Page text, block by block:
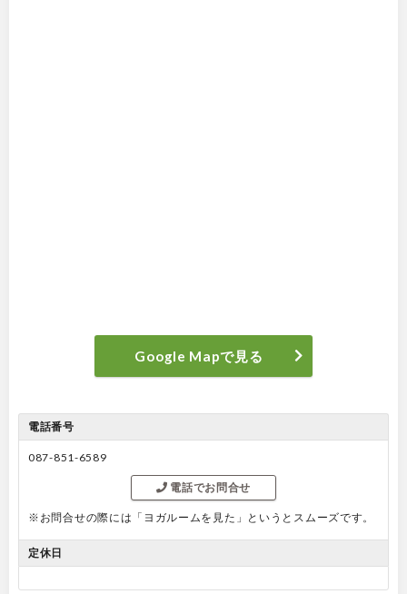
Google Mapで見る
電話番号
087-851-6589
電話でお問合せ
※お問合せの際には「ヨガルームを見た」というとスムーズです。
定休日